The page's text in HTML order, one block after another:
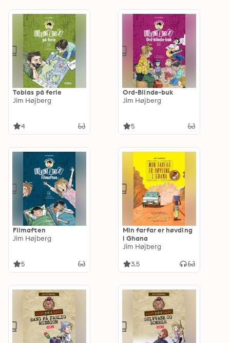
Tobias på ferie
Jim Højberg
4
Ord-Blinde-buk
Jim Højberg
5
Filmaften
Jim Højberg
5
Min farfar er høvding
i Ghana
Jim Højberg
3.5